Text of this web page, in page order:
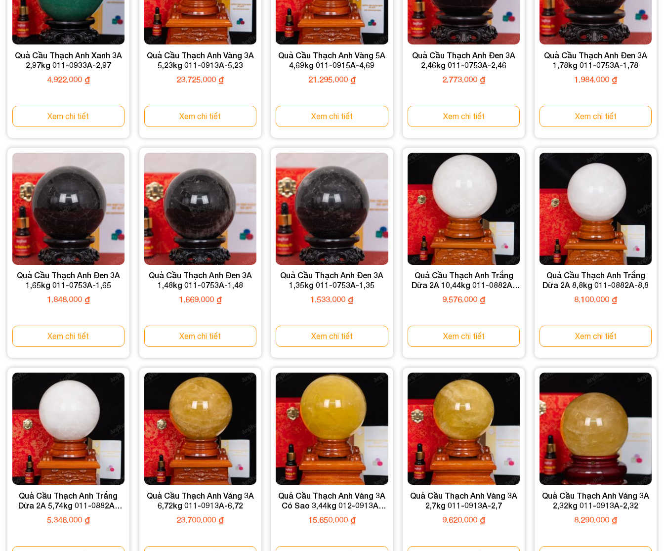
Quả Cầu Thạch Anh Xanh 3A
2,97kg 011-0933A-2,97
4.922.000₫
Xem chi tiết
Quả Cầu Thạch Anh Vàng 3A
5,23kg 011-0913A-5,23
23.725.000 ₫
Xem chi tiết
Quả Cầu Thạch Anh Vàng 5A
4,69kg 011-0915A-4,69
21.295.000₫
Xem chi tiết
Quả Cầu Thạch Anh Đen 3A
2,46kg 011-0753A-2,46
2.773.000 ₫
Xem chi tiết
Quả Cầu Thạch Anh Đen 3A
1,78kg 011-0753A-1,78
1.984.000 ₫
Xem chi tiết
Quả Cầu Thạch Anh Đen 3A
1,65kg 011-0753A-1,65
1.848.000₫
Xem chi tiết
Quả Cầu Thạch Anh Đen 3A
1,48kg 011-0753A-1,48
1.669.000₫
Xem chi tiết
Quả Cầu Thạch Anh Đen 3A
1,35kg 011-0753A-1,35
1.533.000 ₫
Xem chi tiết
Quả Cầu Thạch Anh Trắng
Dừa 2A 10,44kg 011-0882A-
10,44
9.576.000 ₫
Xem chi tiết
Quả Cầu Thạch Anh Trắng
Dừa 2A 8,8kg 011-0882A-8,8
8.100.000 ₫
Xem chi tiết
Quả Cầu Thạch Anh Trắng
Dừa 2A 5,74kg 011-0882A-
5,74
5.346.000₫
Quả Cầu Thạch Anh Vàng 3A
6,72kg 011-0913A-6,72
23.700.000 ₫
Quả Cầu Thạch Anh Vàng 3A
Có Sao 3,44kg 012-0913A-
3,44
15.650.000₫
Quả Cầu Thạch Anh Vàng 3A
2,7kg 011-0913A-2,7
9.620.000 ₫
Quả Cầu Thạch Anh Vàng 3A
2,32kg 011-0913A-2,32
8.290.000 ₫